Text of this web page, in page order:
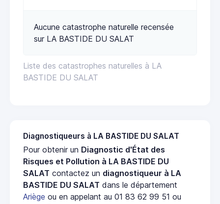
Liste des catastrophes naturelles à LA
BASTIDE DU SALAT
Aucune catastrophe naturelle recensée
sur LA BASTIDE DU SALAT
Diagnostiqueurs à LA BASTIDE DU SALAT
Pour obtenir un Diagnostic d'État des
Risques et Pollution à LA BASTIDE DU
SALAT contactez un diagnostiqueur à LA
BASTIDE DU SALAT dans le département
Ariège ou en appelant au 01 83 62 99 51 ou